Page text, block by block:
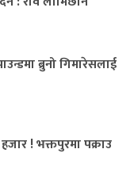
ब्रुनो गिमारेसलाई
! भक्तपुरमा पक्राउ